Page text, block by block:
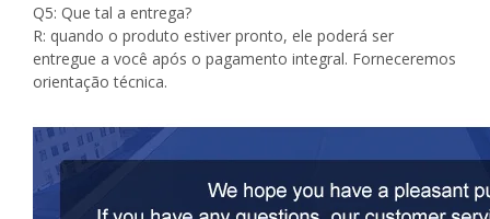
Q5: Que tal a entrega?
R: quando o produto estiver pronto, ele poderá ser
entregue a você após o pagamento integral. Forneceremos
orientação técnica.